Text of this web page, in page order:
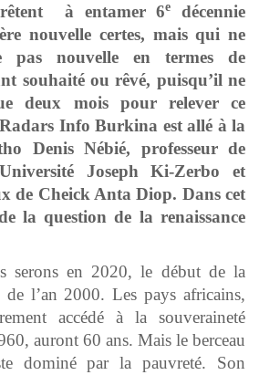
à entamer 6e
décennie
nouvelle certes, mais qui ne
pas nouvelle en termes de
souhaité ou rêvé, puisqu’il ne
deux mois pour relever ce
Info Burkina est allé à la
Denis Nébié, professeur de
Joseph Ki-Zerbo et
de Cheick Anta Diop. Dans cet
la question de la renaissance
serons en 2020, le début de la
de l’an 2000. Les pays africains,
accédé à la souveraineté
auront 60 ans. Mais le berceau
dominé par la pauvreté. Son